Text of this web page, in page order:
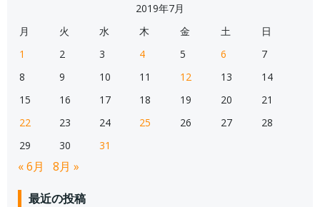
2019年7月
月
火 水 木 金 土
日
1
2 3 4 5 6
7
8
9 10 11 12 13
14
15
16 17 18 19 20
21
22
23 24 25 26 27
28
29
30 31
« 6月 8月 »
最近の投稿